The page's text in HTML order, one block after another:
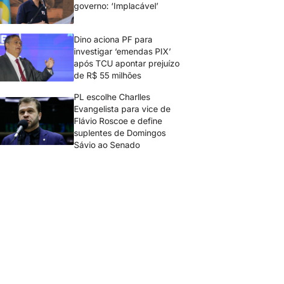
governo: ‘Implacável’
Dino aciona PF para
investigar ‘emendas PIX’
após TCU apontar prejuízo
de R$ 55 milhões
PL escolhe Charlles
Evangelista para vice de
Flávio Roscoe e define
suplentes de Domingos
Sávio ao Senado